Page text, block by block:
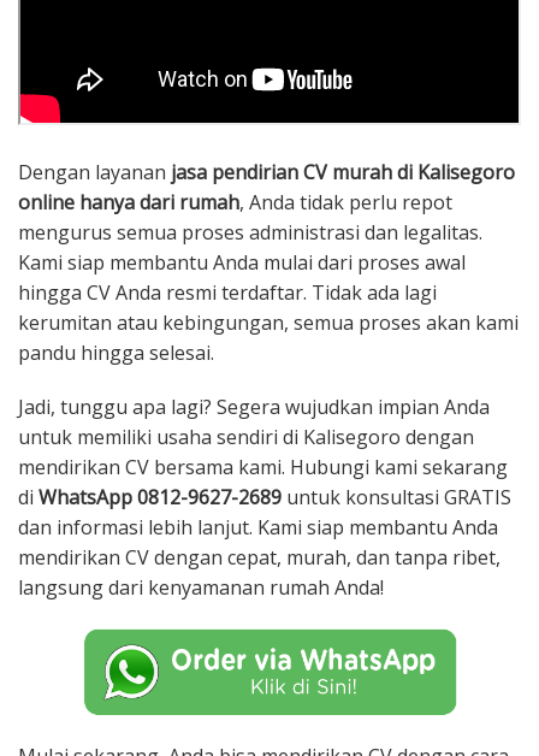
Dengan layanan jasa pendirian CV murah di Kalisegoro
online hanya dari rumah, Anda tidak perlu repot
mengurus semua proses administrasi dan legalitas.
Kami siap membantu Anda mulai dari proses awal
hingga CV Anda resmi terdaftar. Tidak ada lagi
kerumitan atau kebingungan, semua proses akan kami
pandu hingga selesai.
Jadi, tunggu apa lagi? Segera wujudkan impian Anda
untuk memiliki usaha sendiri di Kalisegoro dengan
mendirikan CV bersama kami. Hubungi kami sekarang
di WhatsApp 0812-9627-2689 untuk konsultasi GRATIS
dan informasi lebih lanjut. Kami siap membantu Anda
mendirikan CV dengan cepat, murah, dan tanpa ribet,
langsung dari kenyamanan rumah Anda!